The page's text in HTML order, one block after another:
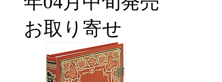
お取り寄せ